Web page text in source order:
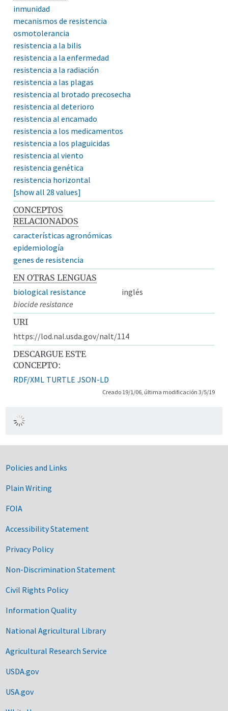
inmunidad
mecanismos de resistencia
osmotolerancia
resistencia a la bilis
resistencia a la enfermedad
resistencia a la radiación
resistencia a las plagas
resistencia al brotado precosecha
resistencia al deterioro
resistencia al encamado
resistencia a los medicamentos
resistencia a los plaguicidas
resistencia al viento
resistencia genética
resistencia horizontal
[show all 28 values]
CONCEPTOS
RELACIONADOS
características agronómicas
epidemiología
genes de resistencia
EN OTRAS LENGUAS
biological resistance
inglés
biocide resistance
URI
https://lod.nal.usda.gov/nalt/114
DESCARGUE ESTE
CONCEPTO:
RDF/XML TURTLE JSON-LD
Creado 19/1/06, última modificación 3/5/19
Government Links
Policies and Links
Plain Writing
FOIA
Accessibility Statement
Privacy Policy
Non-Discrimination Statement
Civil Rights Policy
Information Quality
National Agricultural Library
Agricultural Research Service
USDA.gov
USA.gov